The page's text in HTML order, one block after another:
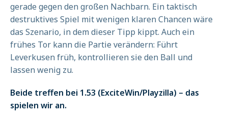
gerade gegen den großen Nachbarn. Ein taktisch
destruktives Spiel mit wenigen klaren Chancen wäre
das Szenario, in dem dieser Tipp kippt. Auch ein
frühes Tor kann die Partie verändern: Führt
Leverkusen früh, kontrollieren sie den Ball und
lassen wenig zu.
Beide treffen bei 1.53 (ExciteWin/Playzilla) – das
spielen wir an.